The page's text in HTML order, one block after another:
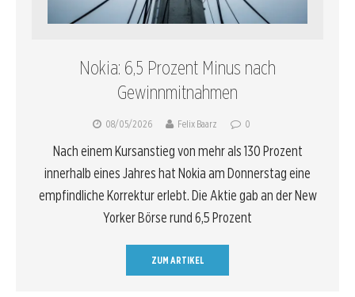
Nokia: 6,5 Prozent Minus nach
Gewinnmitnahmen
08/05/2026 Felix Baarz 0
Nach einem Kursanstieg von mehr als 130 Prozent
innerhalb eines Jahres hat Nokia am Donnerstag eine
empfindliche Korrektur erlebt. Die Aktie gab an der New
Yorker Börse rund 6,5 Prozent
ZUM ARTIKEL